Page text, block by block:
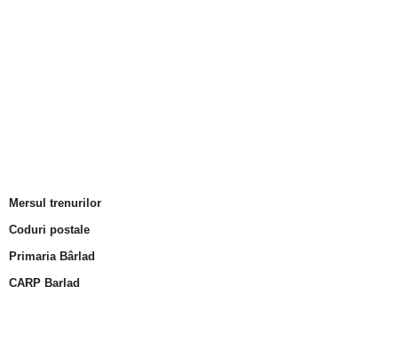
Mersul trenurilor
Coduri postale
Primaria Bârlad
CARP Barlad